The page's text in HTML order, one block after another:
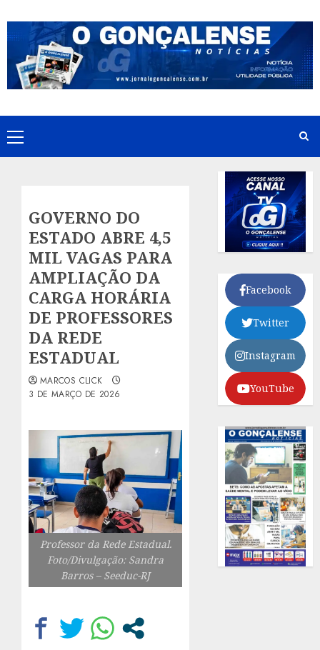
to
content
Primary
Menu
GOVERNO DO
ESTADO ABRE 4,5
MIL VAGAS PARA
AMPLIAÇÃO DA
CARGA HORÁRIA
DE PROFESSORES
DA REDE
ESTADUAL
MARCOS CLICK
3 DE MARÇO DE 2026
Professor da Rede Estadual.
Foto/Divulgação: Sandra
Barros – Seeduc-RJ
Facebook
Twitter
Instagram
YouTube